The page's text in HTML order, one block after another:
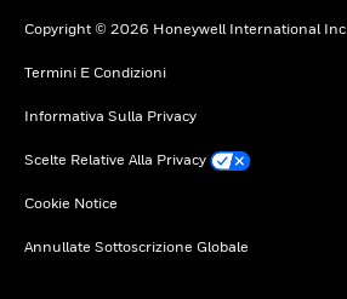
Copyright © 2026 Honeywell International Inc
Termini E Condizioni
Informativa Sulla Privacy
Scelte Relative Alla Privacy
Cookie Notice
Annullate Sottoscrizione Globale